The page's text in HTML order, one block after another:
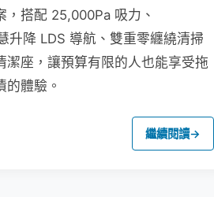
，搭配 25,000Pa 吸力、
升降 LDS 導航、雙重零纏繞清掃
潔座，讓預算有限的人也能享受拖
的體驗。
繼續閱讀→